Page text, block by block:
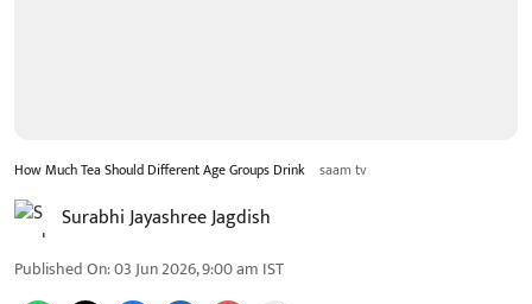
How Much Tea Should Different Age Groups Drink saam tv
Surabhi Jayashree Jagdish
Published On:03 Jun 2026, 9:00 am IST